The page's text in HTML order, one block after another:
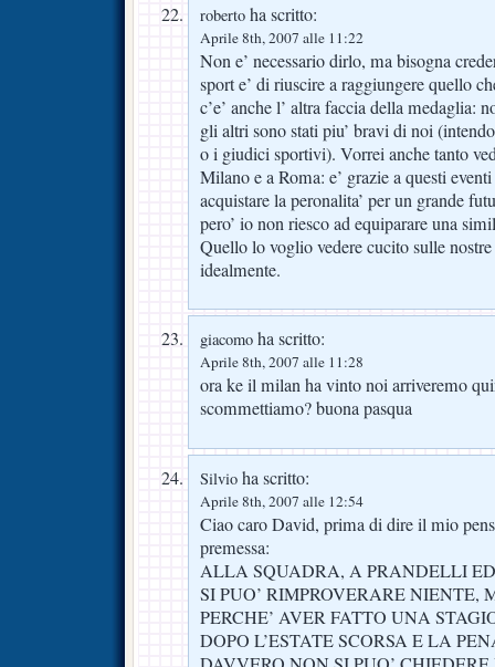
roberto ha scritto:
Aprile 8th, 2007 alle 11:22
Non e’ necessario dirlo, ma bisogna
sport e’ di riuscire a raggiungere quello
c’e’ anche l’ altra faccia della medaglia:
gli altri sono stati piu’ bravi di noi
o i giudici sportivi). Vorrei anche tanto
Milano e a Roma: e’ grazie a questi
acquistare la peronalita’ per un grande
pero’ io non riesco ad equiparare una
Quello lo voglio vedere cucito sulle
idealmente.
giacomo ha scritto:
Aprile 8th, 2007 alle 11:28
ora ke il milan ha vinto noi arriveremo
scommettiamo? buona pasqua
Silvio ha scritto:
Aprile 8th, 2007 alle 12:54
Ciao caro David, prima di dire il mio
premessa:
ALLA SQUADRA, A PRANDELLI
SI PUO’ RIMPROVERARE NIENTE,
PERCHE’ AVER FATTO UNA
DOPO L’ESTATE SCORSA E LA